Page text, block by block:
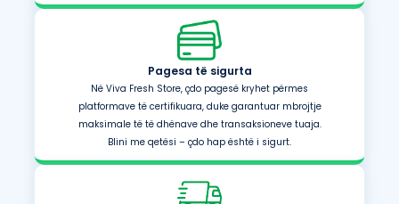
Pagesa të sigurta
Në Viva Fresh Store, çdo pagesë kryhet përmes
platformave të certifikuara, duke garantuar mbrojtje
maksimale të të dhënave dhe transaksioneve tuaja.
Blini me qetësi – çdo hap është i sigurt.